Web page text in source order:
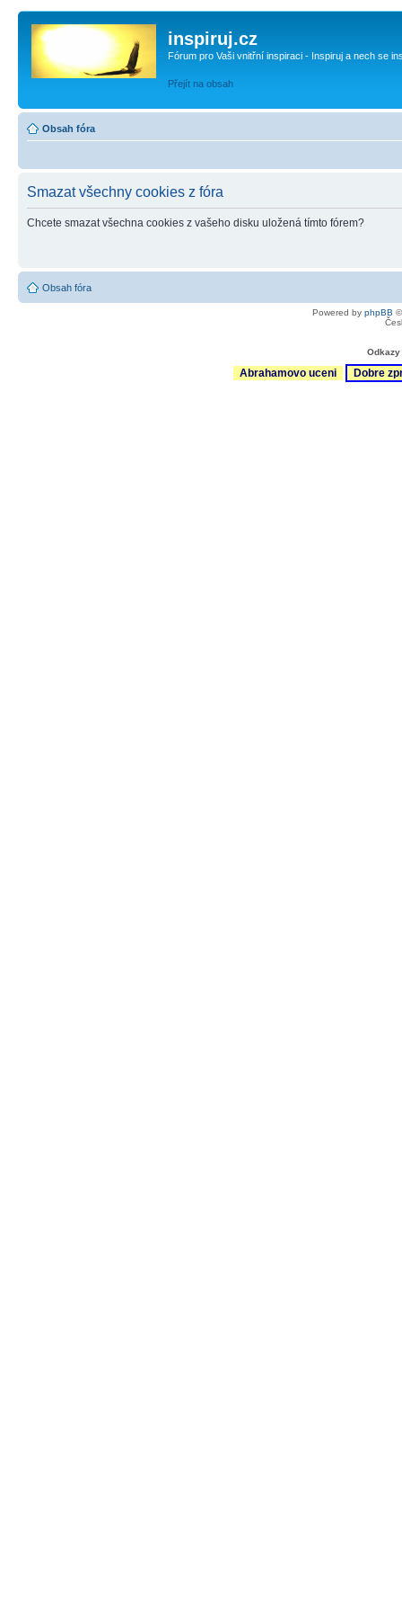
inspiruj.cz
Fórum pro Vaši vnitřní inspiraci - Inspiruj a nech se
Přejít na obsah
Obsah fóra
Smazat všechny cookies z fóra
Chcete smazat všechna cookies z vašeho disku uložená tímto fórem?
Obsah fóra
Powered by phpBB
Abrahamovo uceni Dobre